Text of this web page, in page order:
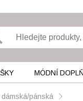
MÓDNÍ
pánská